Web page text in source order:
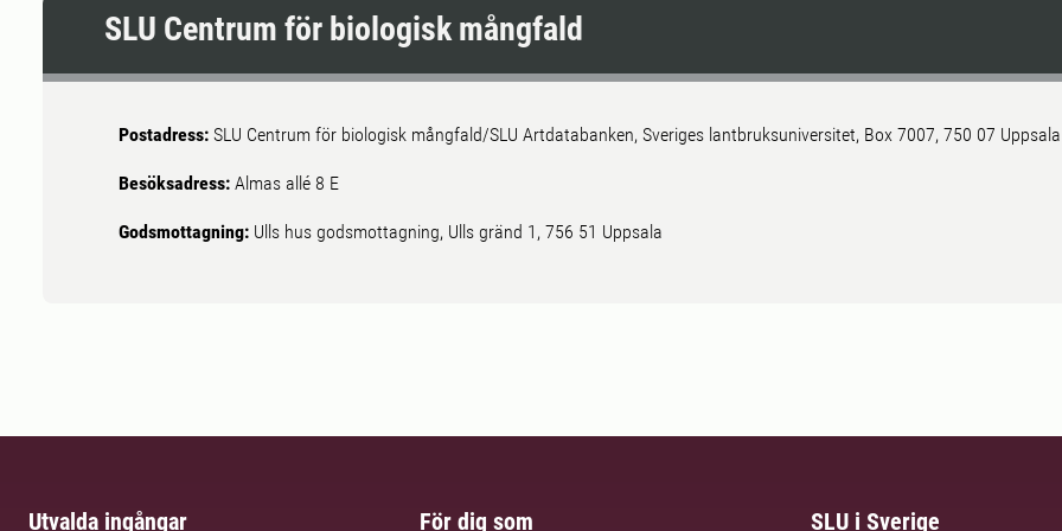
SLU Centrum för biologisk mångfald
Postadress: SLU Centrum för biologisk mångfald/SLU Artdatabanken, Sveriges lantbruksuniversitet, Box 7007, 750 07 Uppsala
Besöksadress: Almas allé 8 E
Godsmottagning: Ulls hus godsmottagning, Ulls gränd 1, 756 51 Uppsala
Utvalda ingångar För dig som SLU i Sverige